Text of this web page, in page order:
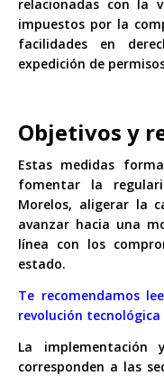
relacionadas con la
impuestos por la
facilidades en
expedición de
Objetivos y
Estas medidas
fomentar la
Morelos, aligerar la
avanzar hacia una
línea con los
estado.
Te recomendamos
revolución
La implementación
corresponden a las